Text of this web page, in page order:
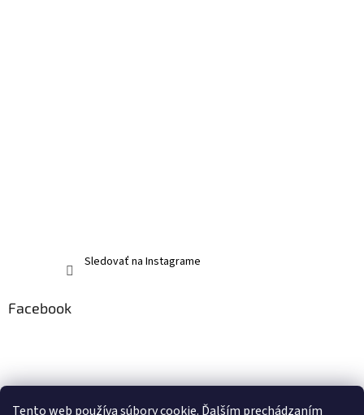
Tento web používa súbory cookie. Ďalším prechádzaním
Sledovať na Instagrame
Facebook